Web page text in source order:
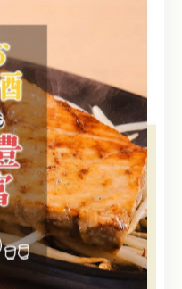
Recent
2026/08/09
この優しさに感謝